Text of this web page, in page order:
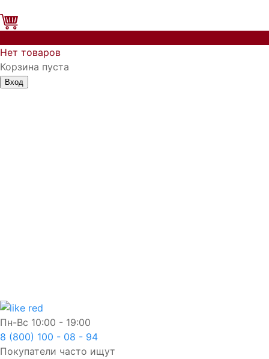
Нет товаров
Корзина пуста
Вход
Пн-Вс 10:00 - 19:00
8 (800) 100 - 08 - 94
Покупатели часто ищут